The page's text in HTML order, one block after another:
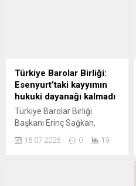
Türkiye Barolar Birliği:
Esenyurt’taki kayyımın
hukuki dayanağı kalmadı
Türkiye Barolar Birliği
Başkanı Erinç Sağkan,
"Ahmet Özer'in 'terör
örgütüne üye olmak'
15.07.2025 0 19